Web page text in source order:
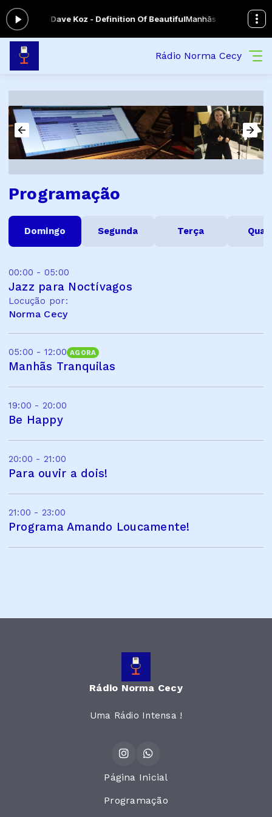
agora: Dave Koz - Definition Of BeautifulManhãs Tranquilas
Rádio Norma Cecy
Programação
Domingo Segunda Terça
00:00 - 05:00
Jazz para Noctívagos
Locução por:
Norma Cecy
05:00 - 12:00 AGORA
Manhãs Tranquilas
19:00 - 20:00
Be Happy
20:00 - 21:00
Para ouvir a dois!
21:00 - 23:00
Programa Amando Loucamente!
Rádio Norma Cecy
Uma Rádio Intensa !
Página Inicial
Programação